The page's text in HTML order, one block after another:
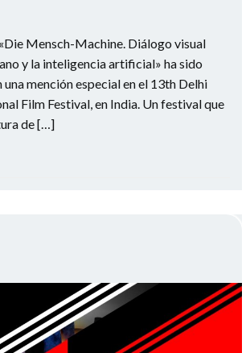
Mensch-Machine. Diálogo visual
y la inteligencia artificial» ha sido
mención especial en el 13th Delhi
Film Festival, en India. Un festival que
de […]